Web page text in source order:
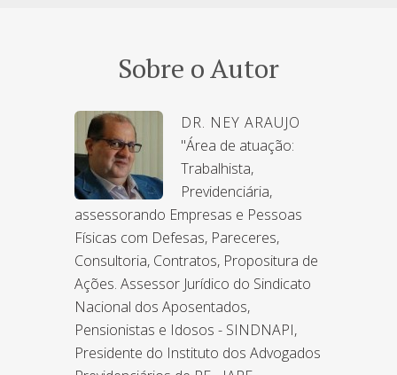
Sobre o Autor
DR. NEY ARAUJO
"Área de atuação:
Trabalhista,
Previdenciária,
assessorando Empresas e Pessoas
Físicas com Defesas, Pareceres,
Consultoria, Contratos, Propositura de
Ações. Assessor Jurídico do Sindicato
Nacional dos Aposentados,
Pensionistas e Idosos - SINDNAPI,
Presidente do Instituto dos Advogados